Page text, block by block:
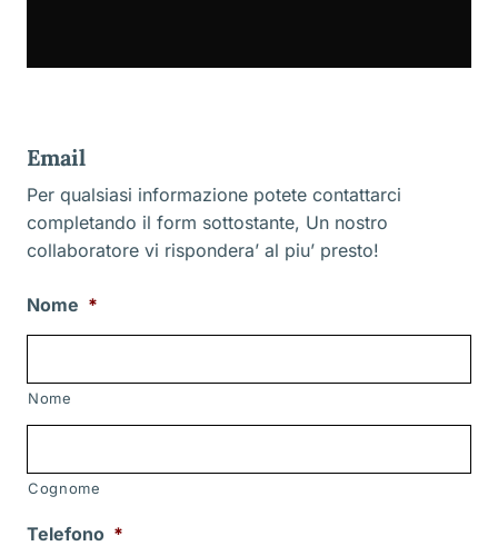
Email
Per qualsiasi informazione potete contattarci
completando il form sottostante, Un nostro
collaboratore vi rispondera’ al piu’ presto!
Nome *
Nome
Cognome
Telefono *